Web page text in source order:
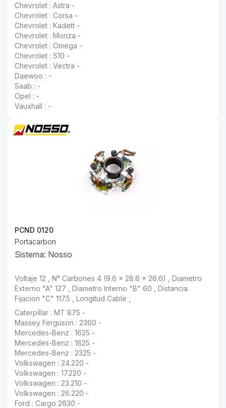
Chevrolet : Astra -
Chevrolet : Corsa -
Chevrolet : Kadett -
Chevrolet : Monza -
Chevrolet : Omega -
Chevrolet : S10 -
Chevrolet : Vectra -
Daewoo : -
Saab : -
Opel : -
Vauxhall : -
PCND 0120
Portacarbon
Sistema: Nosso
Voltaje 12 , N° Carbones 4 (9.6 x 28.6 x 26.6) , Diametro Externo "A" 127 , Diametro Interno "B" 60 , Distancia Fijacion "C" 117.5 , Longitud Cable ,
Massey Ferguson : 2360 -
Mercedes-Benz : 1625 -
Mercedes-Benz : 1825 -
Mercedes-Benz : 2325 -
Volkswagen : 24.220 -
Volkswagen : 17.220 -
Volkswagen : 23.210 -
Volkswagen : 26.220 -
Ford : Cargo 2630 -